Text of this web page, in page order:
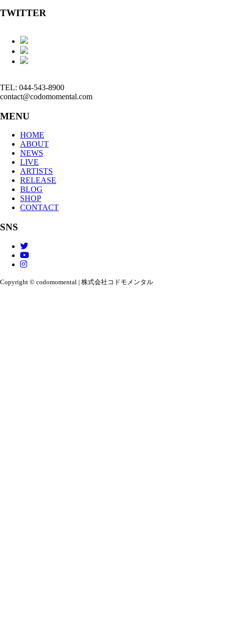
TWITTER
TEL: 044-543-8900
contact@codomomental.com
MENU
HOME
ABOUT
NEWS
LIVE
ARTISTS
RELEASE
BLOG
SHOP
CONTACT
SNS
Copyright © codomomental | 株式会社コドモメンタル